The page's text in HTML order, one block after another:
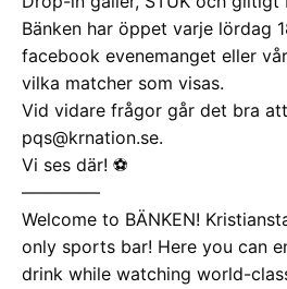
Bänken har öppet varje lördag
facebook evenemanget eller
vilka matcher som visas.
Vid vidare frågor går det bra
pqs@krnation.se.
Vi ses där! ⚽️
————–
Welcome to BÄNKEN!
only sports bar! Here you can
drink while watching world-